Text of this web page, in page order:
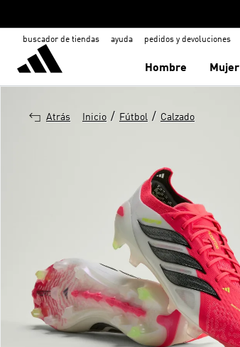
buscador de tiendas ayuda pedidos y devoluciones
Hombre Mujer
Atrás Inicio / Fútbol / Calzado